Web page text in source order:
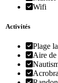
Wifi
Activités
Plage
Aire de